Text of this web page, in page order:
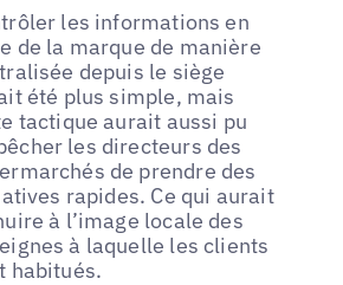
les informations en
de la marque de manière
depuis le siège
été plus simple, mais
tactique aurait aussi pu
les directeurs des
de prendre des
rapides. Ce qui aurait
à l’image locale des
à laquelle les clients
habitués.